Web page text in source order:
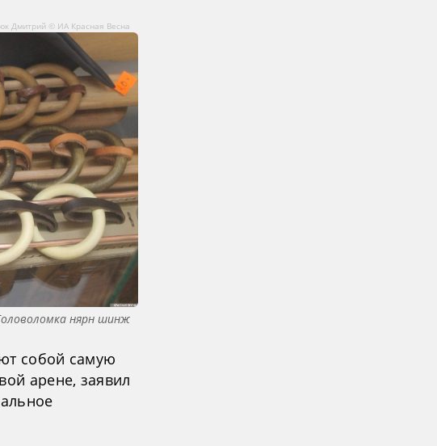
Дмитрий © ИА Красная Весна
нярн шинж
собой самую
арене, заявил